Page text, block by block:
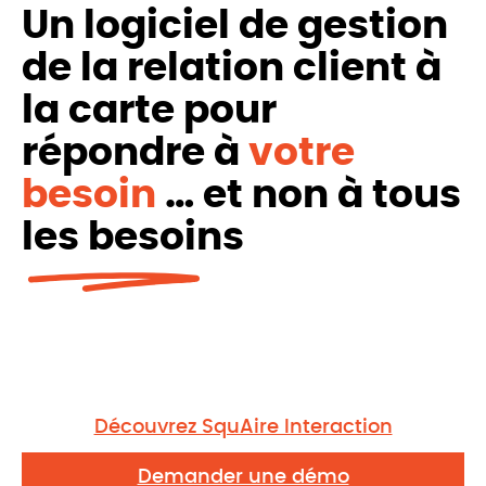
Un logiciel de gestion
de la relation client à
la carte pour
répondre à votre
besoin … et non à tous
les besoins
Découvrez SquAire Interaction
Demander une démo